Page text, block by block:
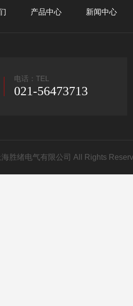
产品中心 新闻中心
电话：TEL
021-56473713
海胜绪电气有限公司 All Rights